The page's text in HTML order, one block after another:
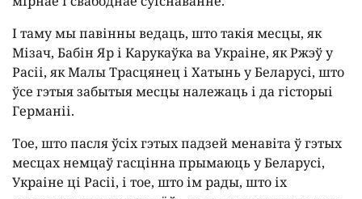
І таму мы павінны ведаць, што такія месцы, як
Мізач, Бабін Яр і Карукаўка ва Украіне, як Ржэў у
Расіі, як Малы Трасцянец і Хатынь у Беларусі, што
ўсе гэтыя забытыя месцы належаць і да гісторыі
Германіі.
Тое, што пасля ўсіх гэтых падзей менавіта ў гэтых
месцах немцаў гасцінна прымаюць у Беларусі,
Украіне ці Расіі, і тое, што ім рады, што іх